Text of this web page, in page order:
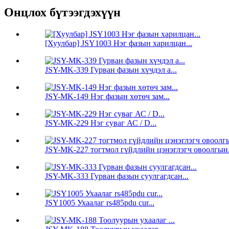
Онцлох бүтээгдэхүүн
[Хуулбар] JSY1003 Нэг фазын харилцан...
JSY-MK-339 Гурван фазын хүчдэл a...
JSY-MK-149 Нэг фазын хөтөч зам...
JSY-MK-229 Нэг суваг АС / D...
JSY-MK-227 тогтмол гүйдлийн цэнэглэгч
JSY-MK-333 Гурван фазын суулгагдсан...
JSY1005 Ухаалаг rs485pdu cur...